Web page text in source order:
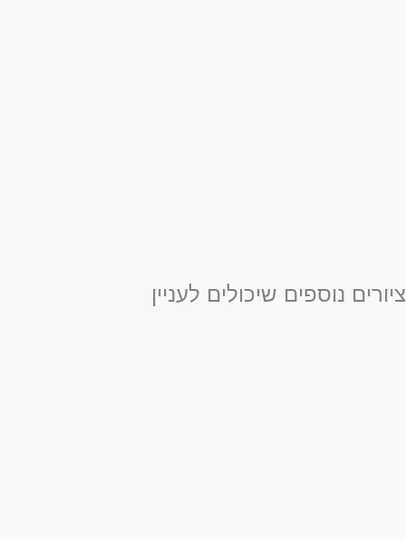
נוספים שיכולים לעניין